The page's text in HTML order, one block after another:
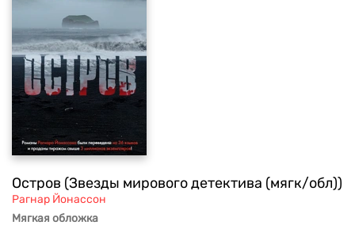
Остров (Звезды мирового детектива (мягк/обл))
Рагнар Йонассон
Мягкая обложка